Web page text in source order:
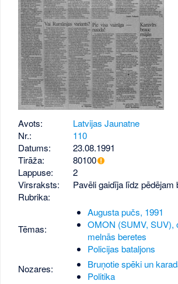
Avots:
Latvijas Jaunatne
Nr.:
110
Datums:
23.08.1991
Tirāža:
80100
Lappuse:
2
Virsraksts:
Pavēli gaidīja līdz pēdējam
Rubrika:
Tēmas:
Augusta pučs, 1991
OMON (SUMV, SUV),
melnās beretes
Policijas bataljons
Nozares:
Bruņotie spēki un
Politika